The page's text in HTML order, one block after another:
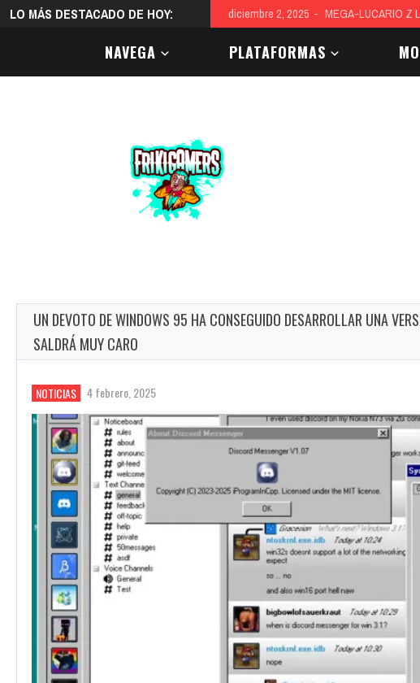
LO MÁS DESTACADO DE HOY: diciembre 9, 2025 El color del 2026 y
NAVEGA PLATAFORMAS
UN DEVOTO DE WINDOWS 95 HA CONSEGUIDO DESARROLLAR UNA
SALDRÁ MUY CARO
NOTICIAS 4 febrero, 2025